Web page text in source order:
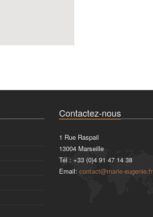
Contactez-nous
1 Rue Raspail
13004 Marseille
Tél : +33 (0)4 91 47 14 38
Email: contact@marie-eugenie.fr